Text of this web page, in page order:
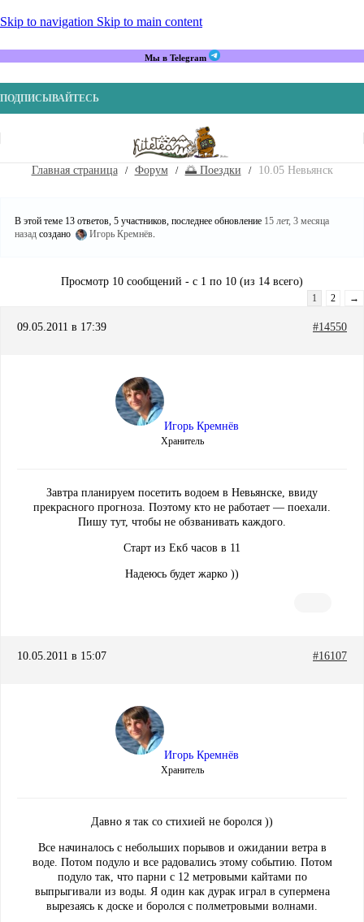
Skip to navigation Skip to main content
Мы в Telegram
ПОДПИСЫВАЙТЕСЬ
Главная страница Форум 🌅 Поездки 10.05 Невьянск
В этой теме 13 ответов, 5 участников, последнее обновление 15 лет, 3 месяца
назад создано Игорь Кремнёв.
Просмотр 10 сообщений - с 1 по 10 (из 14 всего)
1 2 →
09.05.2011 в 17:39 #14550
Игорь Кремнёв
Хранитель
Завтра планируем посетить водоем в Невьянске, ввиду
прекрасного прогноза. Поэтому кто не работает — поехали.
Пишу тут, чтобы не обзванивать каждого.
Старт из Екб часов в 11
Надеюсь будет жарко ))
10.05.2011 в 15:07 #16107
Игорь Кремнёв
Хранитель
Давно я так со стихией не боролся ))
Все начиналось с небольших порывов и ожидании ветра в
воде. Потом подуло и все радовались этому событию. Потом
подуло так, что парни с 12 метровыми кайтами по
выпрыгивали из воды. Я один как дурак играл в супермена
вырезаясь к доске и боролся с полметровыми волнами.